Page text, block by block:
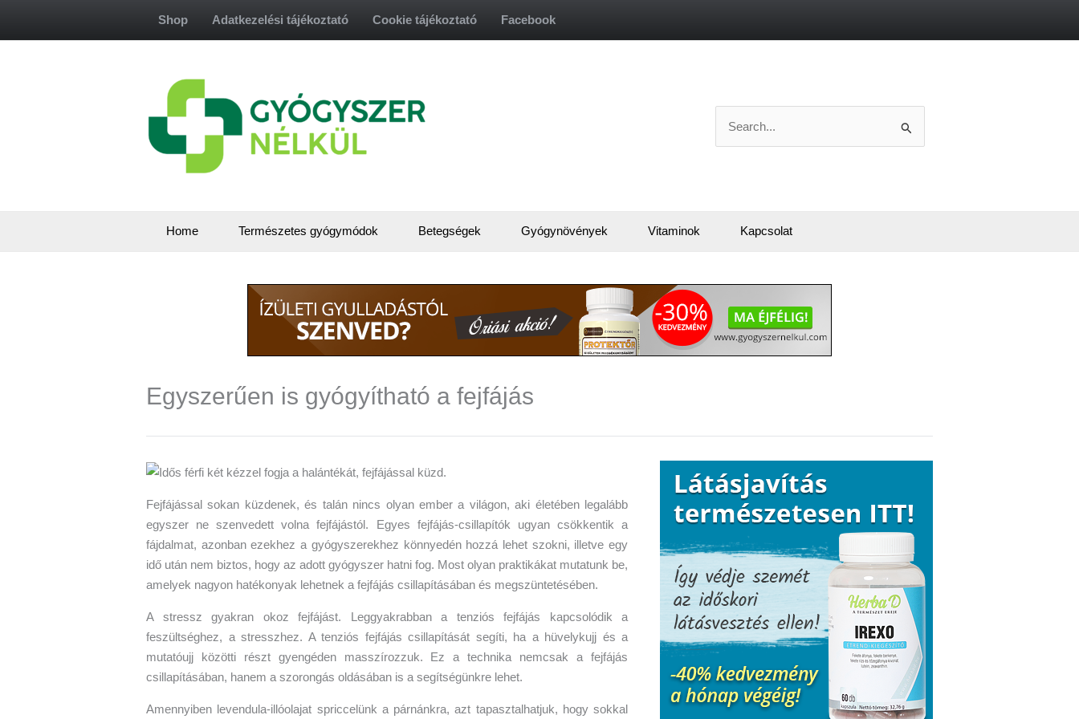
Shop Adatkezelési tájékoztató Cookie tájékoztató Facebook
for:
Home Természetes gyógymódok Betegségek Gyógynövények Vitaminok Kapcsolat
Egyszerűen is gyógyítható a fejfájás
Fejfájással sokan küzdenek, és talán nincs olyan ember a világon, aki életében legalább
egyszer ne szenvedett volna fejfájástól. Egyes fejfájás-csillapítók ugyan csökkentik a
fájdalmat, azonban ezekhez a gyógyszerekhez könnyedén hozzá lehet szokni, illetve egy
idő után nem biztos, hogy az adott gyógyszer hatni fog. Most olyan praktikákat mutatunk be,
amelyek nagyon hatékonyak lehetnek a fejfájás csillapításában és megszüntetésében.
A stressz gyakran okoz fejfájást. Leggyakrabban a tenziós fejfájás kapcsolódik a
feszültséghez, a stresszhez. A tenziós fejfájás csillapítását segíti, ha a hüvelykujj és a
mutatóujj közötti részt gyengéden masszírozzuk. Ez a technika nemcsak a fejfájás
csillapításában, hanem a szorongás oldásában is a segítségünkre lehet.
Amennyiben levendula-illóolajat spriccelünk a párnánkra, azt tapasztalhatjuk, hogy sokkal